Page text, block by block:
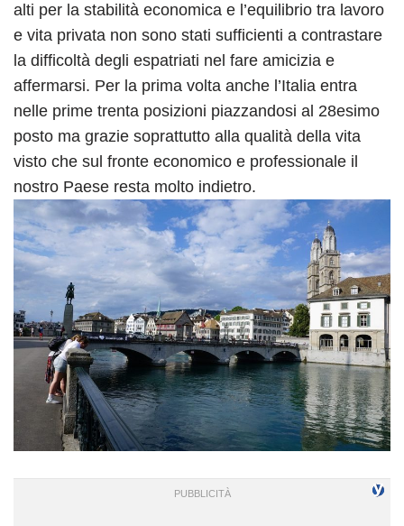
alti per la stabilità economica e l’equilibrio tra lavoro
e vita privata non sono stati sufficienti a contrastare
la difficoltà degli espatriati nel fare amicizia e
affermarsi. Per la prima volta anche l’Italia entra
nelle prime trenta posizioni piazzandosi al 28esimo
posto ma grazie soprattutto alla qualità della vita
visto che sul fronte economico e professionale il
nostro Paese resta molto indietro.